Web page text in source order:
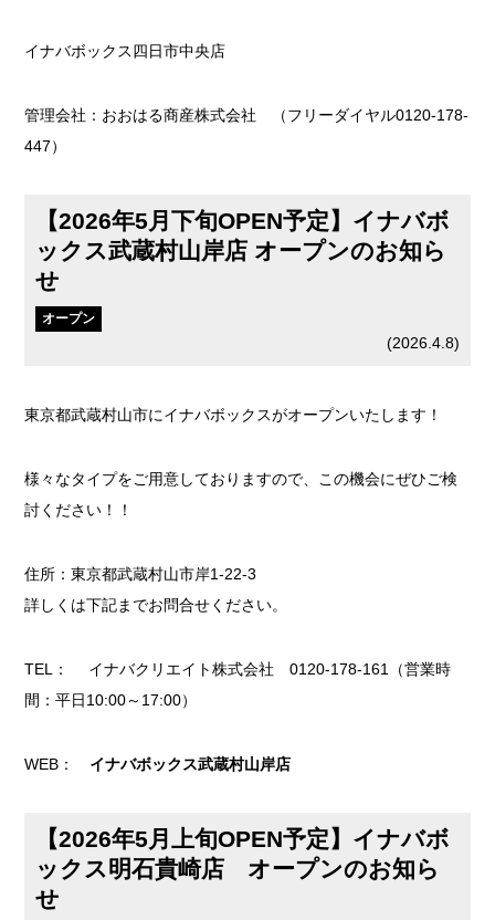
イナバボックス四日市中央店
管理会社：おおはる商産株式会社 （フリーダイヤル0120-178-
447）
【2026年5月下旬OPEN予定】イナバボ
ックス武蔵村山岸店 オープンのお知ら
せ
オープン
(2026.4.8)
東京都武蔵村山市にイナバボックスがオープンいたします！
様々なタイプをご用意しておりますので、この機会にぜひご検
討ください！！
住所：東京都武蔵村山市岸1-22-3
詳しくは下記までお問合せください。
TEL： イナバクリエイト株式会社 0120-178-161（営業時
間：平日10:00～17:00）
WEB： イナバボックス武蔵村山岸店
【2026年5月上旬OPEN予定】イナバボ
ックス明石貴崎店 オープンのお知ら
せ